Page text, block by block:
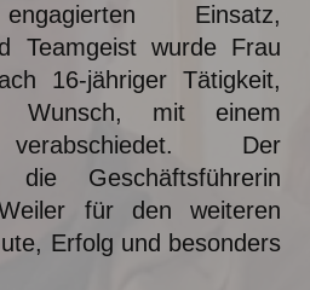
Einsatz,
Teamgeist wurde Frau
16-jähriger Tätigkeit,
Wunsch, mit einem
Der
die Geschäftsführerin
für den weiteren
Erfolg und besonders